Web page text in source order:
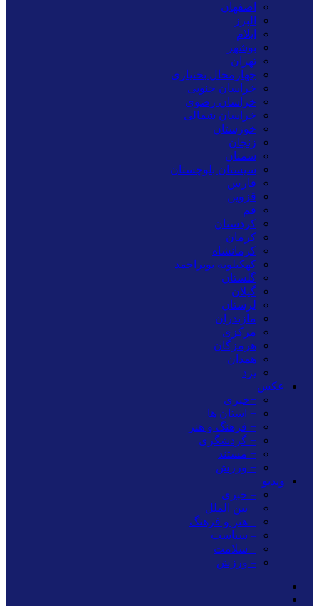
اصفهان
البرز
ایلام
بوشهر
تهران
چهارمحال بختیاری
خراسان جنوبی
خراسان رضوی
خراسان شمالی
خوزستان
زنجان
سمنان
سیستان بلوچستان
فارس
قزوین
قم
کردستان
کرمان
کرمانشاه
کهکیلویه بویراحمد
گلستان
گیلان
لرستان
مازندران
مرکزی
هرمزگان
همدان
یزد
عکس
+خبری
+ استان ها
+ فرهنگ و هنر
+ گردشگری
+ مستند
+ ورزش
ویدیو
– خبری
_ بین الملل
_ هنر و فرهنگ
– سیاست
– سلامت
– ورزش